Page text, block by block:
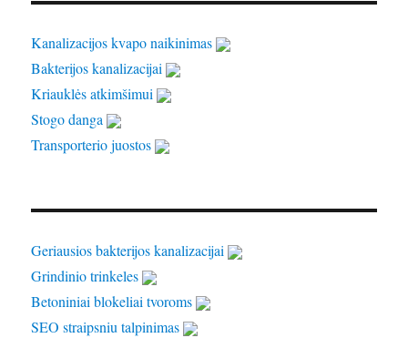
Kanalizacijos kvapo naikinimas
Bakterijos kanalizacijai
Kriauklės atkimšimui
Stogo danga
Transporterio juostos
Geriausios bakterijos kanalizacijai
Grindinio trinkeles
Betoniniai blokeliai tvoroms
SEO straipsniu talpinimas